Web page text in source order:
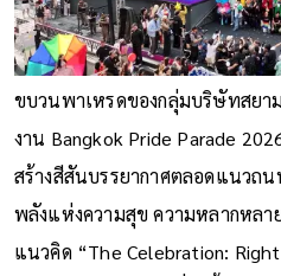
ขบวนพาเหรดของกลุ่มบริษัทสยา
งาน Bangkok Pride Parade
สร้างสีสันบรรยากาศตลอดแนวถ
พลังแห่งความสุข ความหลากหลา
แนวคิด “The Celebration: